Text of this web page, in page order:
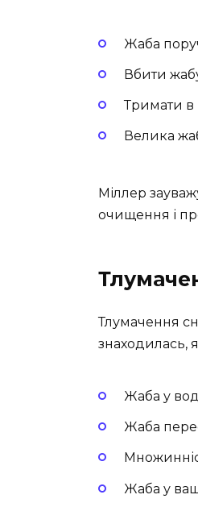
Жаба
Вбити
Тримати в
Велика
Міллер
очищення і
Тлумачення
знаходилась,
Жаба у
Жаба
Жаба у